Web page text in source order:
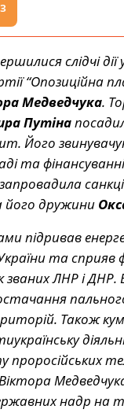
слідчі
“Опозиційна
Медведчука.
Путіна
Його
та
його дружини
підривав
та сприяв
званих ЛНР і ДНР.
Також
проросійських
надр на